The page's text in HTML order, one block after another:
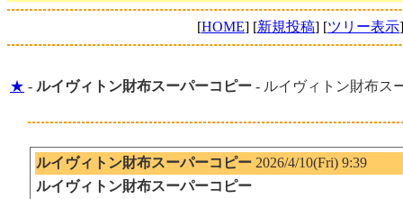
[HOME] [新規投稿] [ツリー表示
★ - ルイヴィトン財布スーパーコピー - ルイヴィトン財布ス
ルイヴィトン財布スーパーコピー2026/4/10(Fri) 9:39
ルイヴィトン財布スーパーコピー